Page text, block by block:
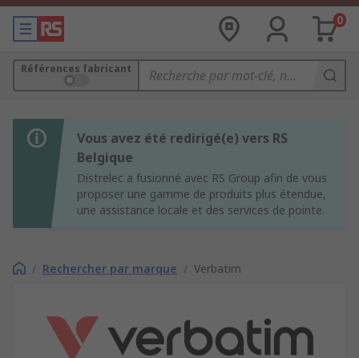
0
Références fabricant
Vous avez été redirigé(e) vers RS
Belgique
Distrelec a fusionné avec RS Group afin de vous
proposer une gamme de produits plus étendue,
une assistance locale et des services de pointe.
/ Rechercher par marque / Verbatim